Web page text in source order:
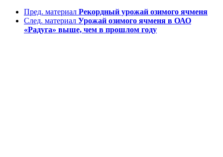
Пред. материал Рекордный урожай озимого ячменя
След. материал Урожай озимого ячменя в ОАО
«Радуга» выше, чем в прошлом году